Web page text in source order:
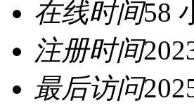
在线时间58
注册时间
最后访问